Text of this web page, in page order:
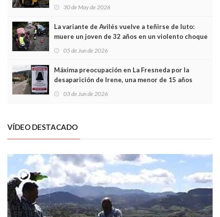
sobrecoste de los trenes que no cabían por los
30 de May de 2026
La variante de Avilés vuelve a teñirse de luto:
muere un joven de 32 años en un violento choque
frontal
05 de Jun de 2026
Máxima preocupación en La Fresneda por la
desaparición de Irene, una menor de 15 años
03 de Jun de 2026
VÍDEO DESTACADO